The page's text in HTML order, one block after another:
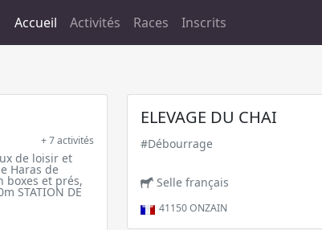
Accueil Activités Races Inscrits
+ 7 activités
de loisir et
Haras de
boxes et prés,
STATION DE
ELEVAGE DU CHAI
#Débourrage
Selle français
41150ONZAIN